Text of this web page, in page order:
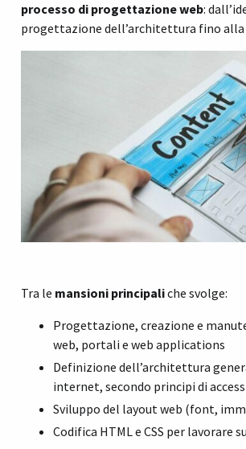
processo di progettazione web:
progettazione dell’architettura fino alla
Tra le mansioni principaliche svolge:
Progettazione, creazione e
web, portali e web applications
Definizione dell’architettura
internet, secondo principi di
Sviluppo del layout web (font,
Codifica HTML e CSS per lavorare